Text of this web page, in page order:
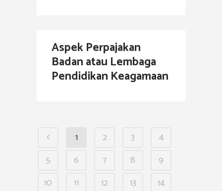
Aspek Perpajakan
Badan atau Lembaga
Pendidikan Keagamaan
1 2 3
4
5
6 7 8
9
10
11 12 13
14